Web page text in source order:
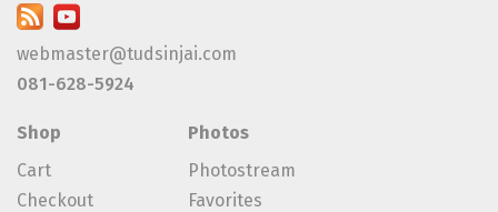
webmaster@tudsinjai.com
081-628-5924
Shop
Cart
Checkout
Photos
Photostream
Favorites